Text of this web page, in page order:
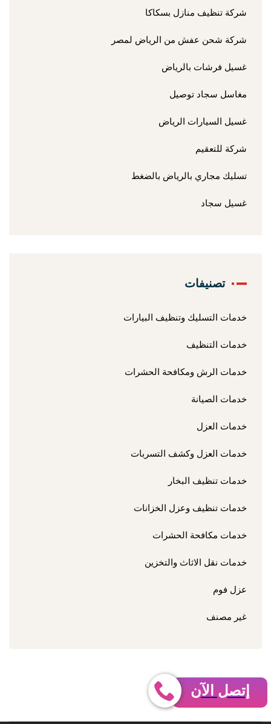
شركة تنظيف منازل بسكاكا
شركة شحن عفش من الرياض لمصر
غسيل فرشات بالرياض
مغاسل سجاد توصيل
غسيل السيارات الرياض
شركة للتعقيم
تسليك مجاري بالرياض بالضغط
غسيل سجاد
تصنيفات
خدمات التسليك وتنظيف البيارات
خدمات التنظيف
خدمات الرش ومكافحة الحشرات
خدمات الصيانة
خدمات العزل
خدمات العزل وكشف التسربات
خدمات تنظيف البخار
خدمات تنظيف وعزل الخزانات
خدمات مكافحة الحشرات
خدمات نقل الاثاث والتخزين
عزل فوم
غير مصنف
إتصل الآن